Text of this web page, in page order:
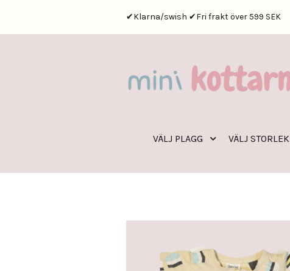
✔Klarna/swish ✔Fri frakt över 599 SEK
VÄLJ PLAGG VÄLJ STORLEK